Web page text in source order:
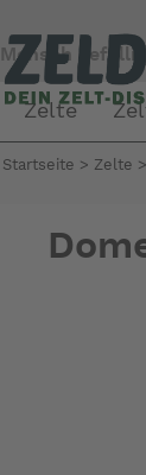
Mensch
Zelte
Startseite > Zelte >